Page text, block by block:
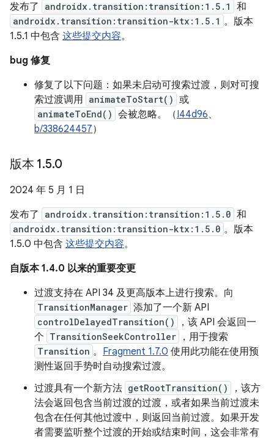
发布了
androidx.transition:transition:1.5.1 和
androidx.transition:transition-ktx:1.5.1 。版本
1.5.1 中包含 这些提交内容。
bug 修复
修复了以下问题：如果未启动可搜索过渡，则对可搜
索过渡调用 animateToStart() 或
animateToEnd() 会被忽略。（I44d96、
b/338624457）
版本 1.5.0
2024 年 5 月 1 日
发布了
androidx.transition:transition:1.5.0 和
androidx.transition:transition-ktx:1.5.0 。版本
1.5.0 中包含 这些提交内容。
自版本 1.4.0 以来的重要变更
过渡支持在 API 34 及更高版本上进行搜索。向
TransitionManager 添加了一个新 API
controlDelayedTransition()
，该 API 会返回一
个 TransitionSeekController ，用于搜索
Transition 。 Fragment 1.7.0 使用此功能在使用预
测性返回手势时自动搜索过渡。
过渡具有一个新方法 getRootTransition()
，该方
法会返回包含当前过渡的过渡，或者如果当前过渡未
包含在任何其他过渡中，则返回当前过渡。如果开发
者需要监听整个过渡的开始或结束时间，这会非常有